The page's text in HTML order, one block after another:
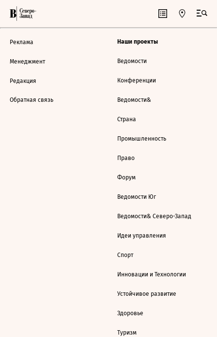
Реклама
Менеджмент
Редакция
Обратная связь
Наши проекты
Ведомости
Конференции
Ведомости&
Страна
Промышленность
Право
Форум
Ведомости Юг
Ведомости& Северо-Запад
Идеи управления
Спорт
Инновации и Технологии
Устойчивое развитие
Здоровье
Туризм